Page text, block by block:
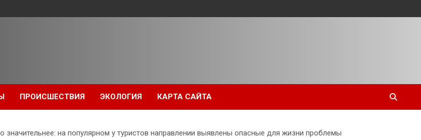
ПРОИСШЕСТВИЯ ЭКОЛОГИЯ КАРТА САЙТА
на популярном у туристов направлении выявлены опасные для жизни проблемы